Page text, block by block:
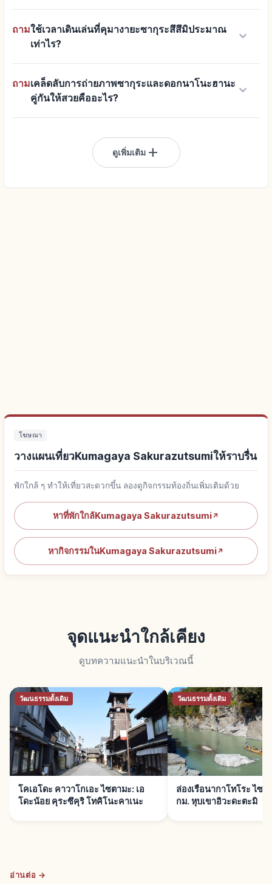
ถามใช้เวลาเดินเล่นที่คุมางายะซากุระสึสึมิประมาณ
เท่าไร?
keyboard_arrow_down
ถามเคล็ดลับการถ่ายภาพซากุระและดอกนาโนะฮานะ
คู่กันให้สวยคืออะไร?
keyboard_arrow_down
ดูเพิ่มเติมadd
โฆษณา
วางแผนเที่ยวKumagaya Sakurazutsumiให้ราบรื่น
พักใกล้ ๆ ทำให้เที่ยวสะดวกขึ้น ลองดูกิจกรรมท้องถิ่นเพิ่มเติมด้วย
หาที่พักใกล้Kumagaya Sakurazutsumi↗
หากิจกรรมในKumagaya Sakurazutsumi↗
จุดแนะนำใกล้เคียง
ดูบทความแนะนำในบริเวณนี้
วัฒนธรรมดั้งเดิม
โคเอโดะ คาวาโกเอะ ไซตามะ: เอ
โดะน้อย คุระซึคุริ โทคิโนะคาเนะ
วัฒนธรรมดั้งเดิม
ล่องเรือนากาโทโระ ไซต
กม. หุบเขาอิวะดะตะมิ
อ่านต่อ →